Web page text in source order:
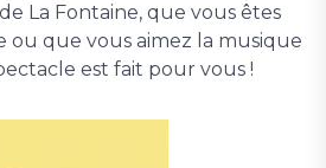
La Fontaine, que vous êtes
ou que vous aimez la musique
est fait pour vous !